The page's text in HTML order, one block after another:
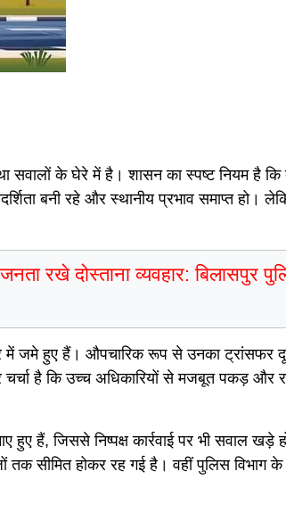
सवालों के घेरे में है। शासन का स्पष्ट नियम है कि
बनी रहे और स्थानीय प्रभाव समाप्त हो।
रखे दोस्ताना व्यवहार: बिलासपुर
में जमे हुए हैं। औपचारिक रूप से उनका ट्रांसफर
चर्चा है कि उच्च अधिकारियों से मजबूत पकड़ और
हुए हैं, जिससे निष्पक्ष कार्रवाई पर भी सवाल
सीमित होकर रह गई है। वहीं पुलिस विभाग के